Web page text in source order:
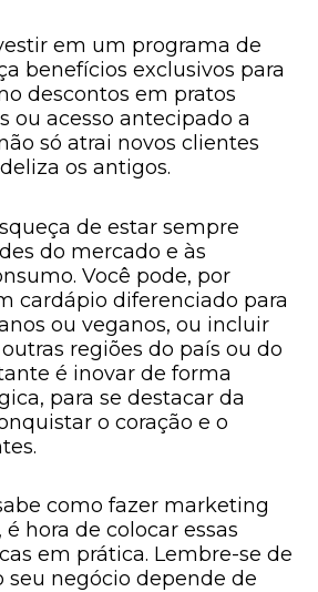
em um programa de
benefícios exclusivos para
descontos em pratos
ou acesso antecipado a
só atrai novos clientes
os antigos.
de estar sempre
do mercado e às
Você pode, por
cardápio diferenciado para
ou veganos, ou incluir
regiões do país ou do
é inovar de forma
para se destacar da
o coração e o
como fazer marketing
hora de colocar essas
em prática. Lembre-se de
seu negócio depende de